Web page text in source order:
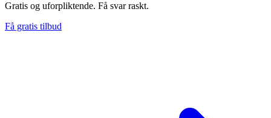
Gratis og uforpliktende. Få svar raskt.
Få gratis tilbud